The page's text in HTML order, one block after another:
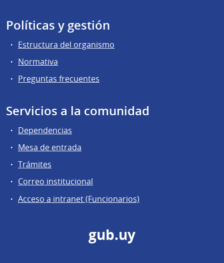
Políticas y gestión
Estructura del organismo
Normativa
Preguntas frecuentes
Servicios a la comunidad
Dependencias
Mesa de entrada
Trámites
Correo institucional
Acceso a intranet (Funcionarios)
gub.uy